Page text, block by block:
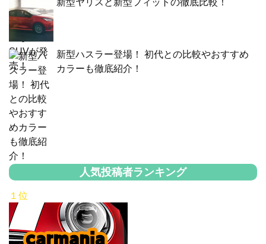
新型ハスラー登場！ 初代との比較やおすすめ
カラーも徹底紹介！
人気投稿者ランキング
１位